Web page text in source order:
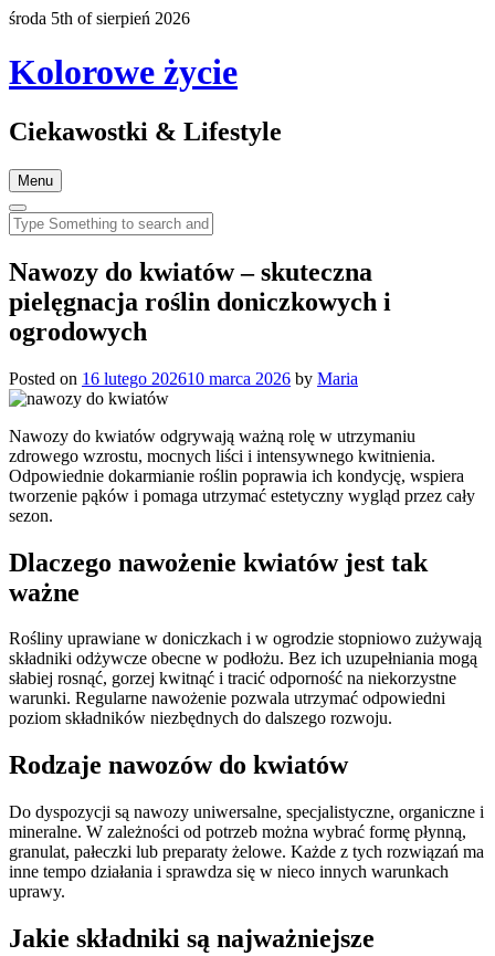
środa 5th of sierpień 2026
Kolorowe życie
Ciekawostki & Lifestyle
Menu
Nawozy do kwiatów – skuteczna
pielęgnacja roślin doniczkowych i
ogrodowych
Posted on 16 lutego 202610 marca 2026 by Maria
Nawozy do kwiatów odgrywają ważną rolę w utrzymaniu
zdrowego wzrostu, mocnych liści i intensywnego kwitnienia.
Odpowiednie dokarmianie roślin poprawia ich kondycję, wspiera
tworzenie pąków i pomaga utrzymać estetyczny wygląd przez cały
sezon.
Dlaczego nawożenie kwiatów jest tak
ważne
Rośliny uprawiane w doniczkach i w ogrodzie stopniowo zużywają
składniki odżywcze obecne w podłożu. Bez ich uzupełniania mogą
słabiej rosnąć, gorzej kwitnąć i tracić odporność na niekorzystne
warunki. Regularne nawożenie pozwala utrzymać odpowiedni
poziom składników niezbędnych do dalszego rozwoju.
Rodzaje nawozów do kwiatów
Do dyspozycji są nawozy uniwersalne, specjalistyczne, organiczne i
mineralne. W zależności od potrzeb można wybrać formę płynną,
granulat, pałeczki lub preparaty żelowe. Każde z tych rozwiązań ma
inne tempo działania i sprawdza się w nieco innych warunkach
uprawy.
Jakie składniki są najważniejsze